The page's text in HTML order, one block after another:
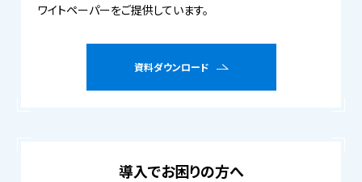
ワイトペーパーをご提供しています。
資料ダウンロード
導入でお困りの方へ